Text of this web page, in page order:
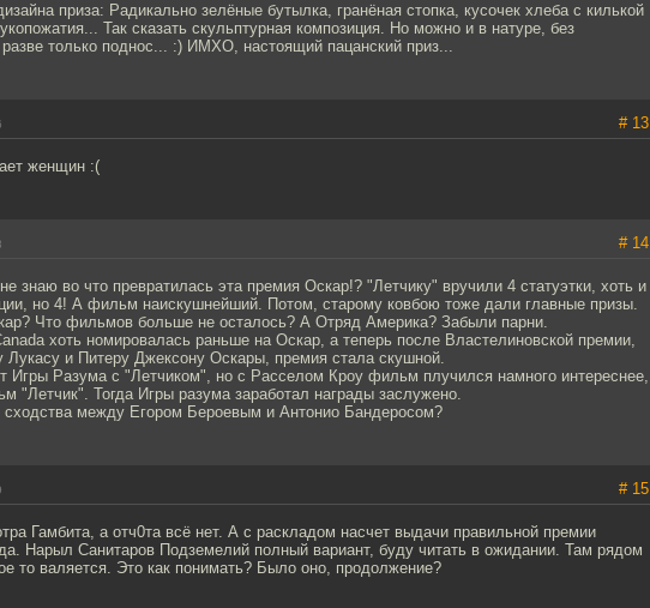
приза: Радикально зелёные бутылка, гранёная стопка, кусочек хлеба с килькой
Так сказать скульптурная композиция. Но можно и в натуре, без
разве только поднос... :) ИМХО, настоящий пацанский приз...
# 13
женщин :(
# 14
знаю во что превратилась эта премия Оскар!? "Летчику" вручили 4 статуэтки, хоть и
но 4! А фильм наискушнейший. Потом, старому ковбою тоже дали главные призы.
Что фильмов больше не осталось? А Отряд Америка? Забыли парни.
хоть номировалась раньше на Оскар, а теперь после Властелиновской премии,
Лукасу и Питеру Джексону Оскары, премия стала скушной.
Игры Разума с "Летчиком", но с Расселом Кроу фильм плучился намного интереснее,
"Летчик". Тогда Игры разума заработал награды заслужено.
сходства между Егором Бероевым и Антонио Бандеросом?
# 15
Гамбита, а отч0та всё нет. А с раскладом насчет выдачи правильной премии
Нарыл Санитаров Подземелий полный вариант, буду читать в ожидании. Там рядом
то валяется. Это как понимать? Было оно, продолжение?